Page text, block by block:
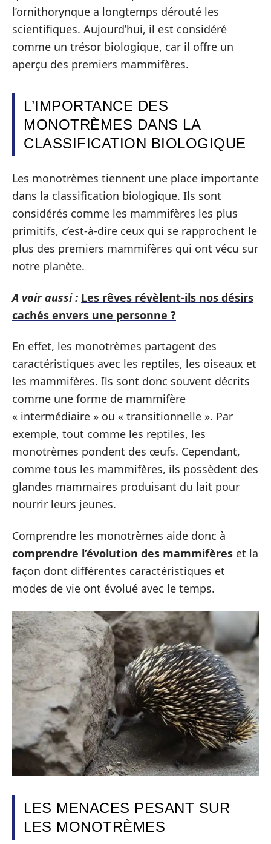
l’ornithorynque a longtemps dérouté les
scientifiques. Aujourd’hui, il est considéré
comme un trésor biologique, car il offre un
aperçu des premiers mammifères.
L’IMPORTANCE DES
MONOTRÈMES DANS LA
CLASSIFICATION BIOLOGIQUE
Les monotrèmes tiennent une place importante
dans la classification biologique. Ils sont
considérés comme les mammifères les plus
primitifs, c’est-à-dire ceux qui se rapprochent le
plus des premiers mammifères qui ont vécu sur
notre planète.
A voir aussi : Les rêves révèlent-ils nos désirs
cachés envers une personne ?
En effet, les monotrèmes partagent des
caractéristiques avec les reptiles, les oiseaux et
les mammifères. Ils sont donc souvent décrits
comme une forme de mammifère
« intermédiaire » ou « transitionnelle ». Par
exemple, tout comme les reptiles, les
monotrèmes pondent des œufs. Cependant,
comme tous les mammifères, ils possèdent des
glandes mammaires produisant du lait pour
nourrir leurs jeunes.
Comprendre les monotrèmes aide donc à
comprendre l’évolution des mammifères et la
façon dont différentes caractéristiques et
modes de vie ont évolué avec le temps.
LES MENACES PESANT SUR
LES MONOTRÈMES